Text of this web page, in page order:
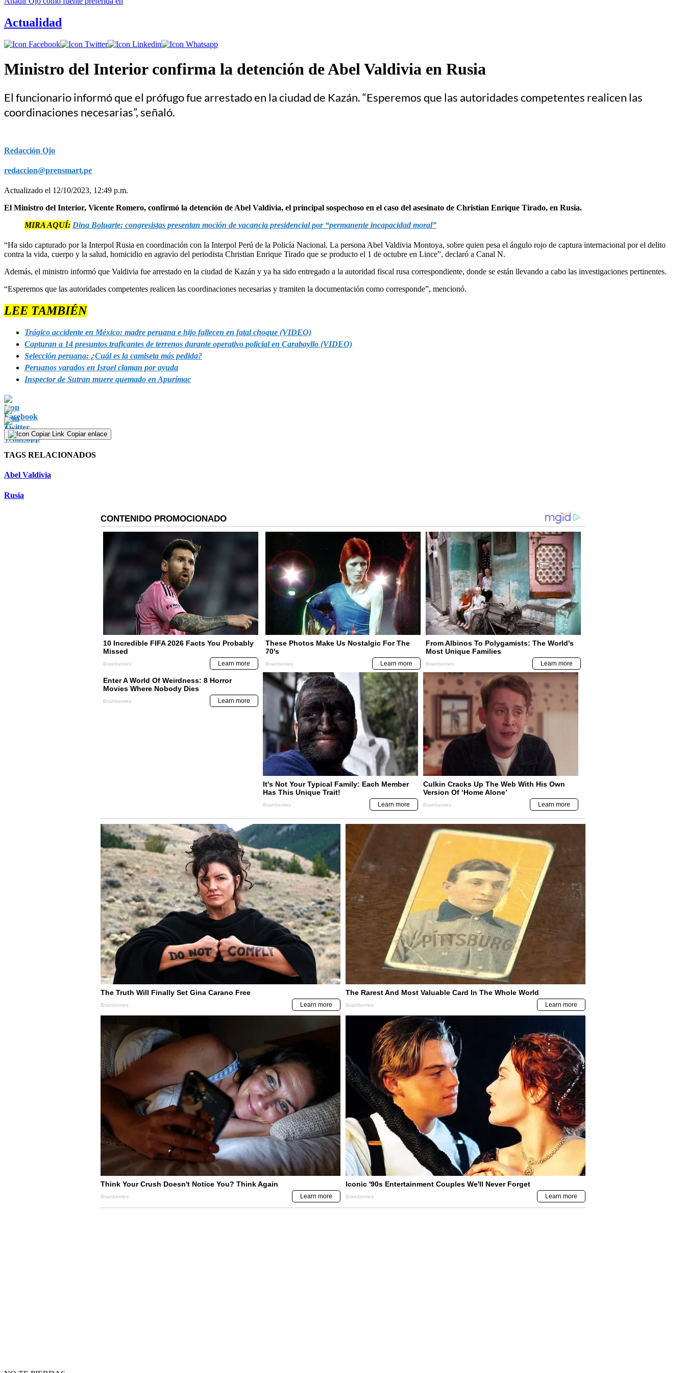
Actualidad
Ministro del Interior confirma la detención de Abel Valdivia en Rusia
El funcionario informó que el prófugo fue arrestado en la ciudad de Kazán. “Esperemos que las autoridades competentes realicen las
coordinaciones necesarias”, señaló.
Redacción Ojo
redaccion@prensmart.pe
Actualizado el 12/10/2023, 12:49 p.m.
El Ministro del Interior, Vicente Romero, confirmó la detención de Abel Valdivia, el principal sospechoso en el caso del asesinato de Christian Enrique Tirado, en Rusia.
MIRA AQUÍ: Dina Boluarte: congresistas presentan moción de vacancia presidencial por “permanente incapacidad moral”
“Ha sido capturado por la Interpol Rusia en coordinación con la Interpol Perú de la Policía Nacional. La persona Abel Valdivia Montoya, sobre quien pesa el ángulo rojo de captura internacional por el delito
contra la vida, cuerpo y la salud, homicidio en agravio del periodista Christian Enrique Tirado que se producto el 1 de octubre en Lince”, declaró a Canal N.
Además, el ministro informó que Valdivia fue arrestado en la ciudad de Kazán y ya ha sido entregado a la autoridad fiscal rusa correspondiente, donde se están llevando a cabo las investigaciones pertinentes.
“Esperemos que las autoridades competentes realicen las coordinaciones necesarias y tramiten la documentación como corresponde”, mencionó.
LEE TAMBIÉN
Trágico accidente en México: madre peruana e hijo fallecen en fatal choque (VIDEO)
Capturan a 14 presuntos traficantes de terrenos durante operativo policial en Carabayllo (VIDEO)
Selección peruana: ¿Cuál es la camiseta más pedida?
Peruanos varados en Israel claman por ayuda
Inspector de Sutran muere quemado en Apurímac
Copiar enlace
TAGS RELACIONADOS
Abel Valdivia
Rusia